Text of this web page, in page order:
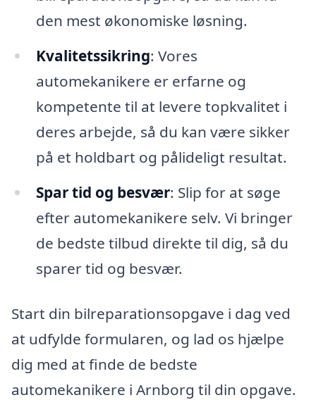
den mest økonomiske løsning.
Kvalitetssikring: Vores
automekanikere er erfarne og
kompetente til at levere topkvalitet i
deres arbejde, så du kan være sikker
på et holdbart og pålideligt resultat.
Spar tid og besvær: Slip for at søge
efter automekanikere selv. Vi bringer
de bedste tilbud direkte til dig, så du
sparer tid og besvær.
Start din bilreparationsopgave i dag ved
at udfylde formularen, og lad os hjælpe
dig med at finde de bedste
automekanikere i Arnborg til din opgave.